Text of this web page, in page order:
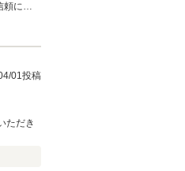
頼に応
01投稿
ただき